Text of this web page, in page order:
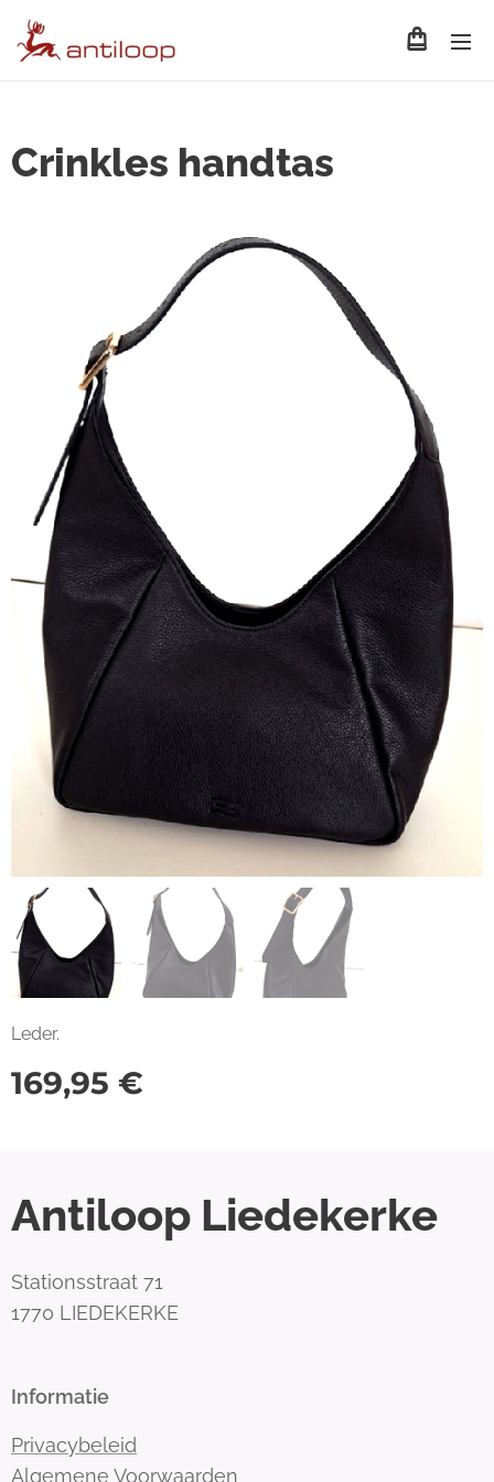
Crinkles handtas
Leder.
169,95 €
Antiloop Liedekerke
Stationsstraat 71
1770 LIEDEKERKE
Informatie
Privacybeleid
Algemene Voorwaarden